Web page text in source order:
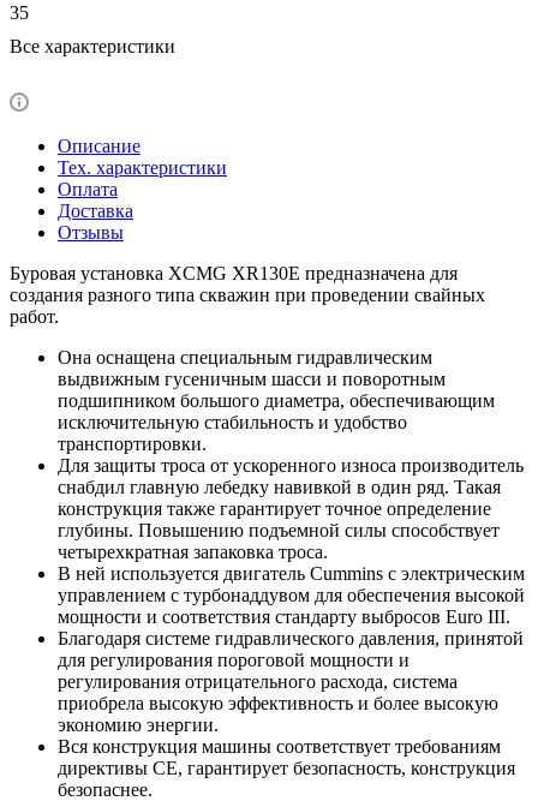
35
Все характеристики
Описание
Тех. характеристики
Оплата
Доставка
Отзывы
Буровая установка XCMG XR130E предназначена для
создания разного типа скважин при проведении свайных
работ.
Она оснащена специальным гидравлическим
выдвижным гусеничным шасси и поворотным
подшипником большого диаметра, обеспечивающим
исключительную стабильность и удобство
транспортировки.
Для защиты троса от ускоренного износа производитель
снабдил главную лебедку навивкой в один ряд. Такая
конструкция также гарантирует точное определение
глубины. Повышению подъемной силы способствует
четырехкратная запаковка троса.
В ней используется двигатель Cummins с электрическим
управлением с турбонаддувом для обеспечения высокой
мощности и соответствия стандарту выбросов Euro III.
Благодаря системе гидравлического давления, принятой
для регулирования пороговой мощности и
регулирования отрицательного расхода, система
приобрела высокую эффективность и более высокую
экономию энергии.
Вся конструкция машины соответствует требованиям
директивы CE, гарантирует безопасность, конструкция
безопаснее.